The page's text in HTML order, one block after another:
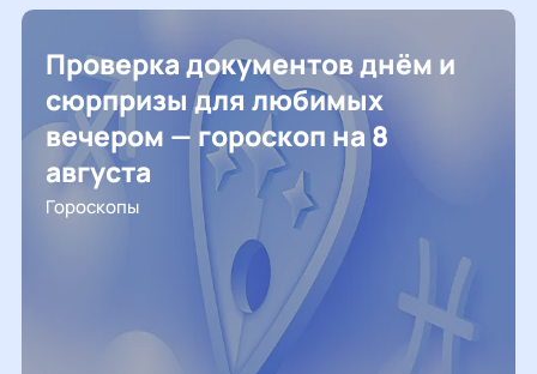
Проверка документов днём и
сюрпризы для любимых
вечером — гороскоп на 8
августа
Гороскопы